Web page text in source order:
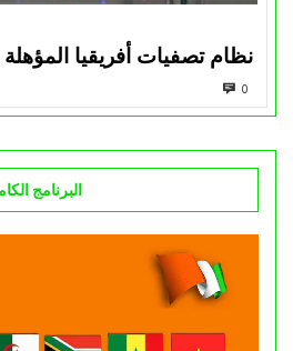
نظام تصفيات أفريقيا المؤهلة
0
البرنامج